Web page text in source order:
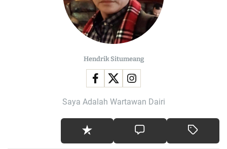
Hendrik Situmeang
Saya Adalah Wartawan Dairi